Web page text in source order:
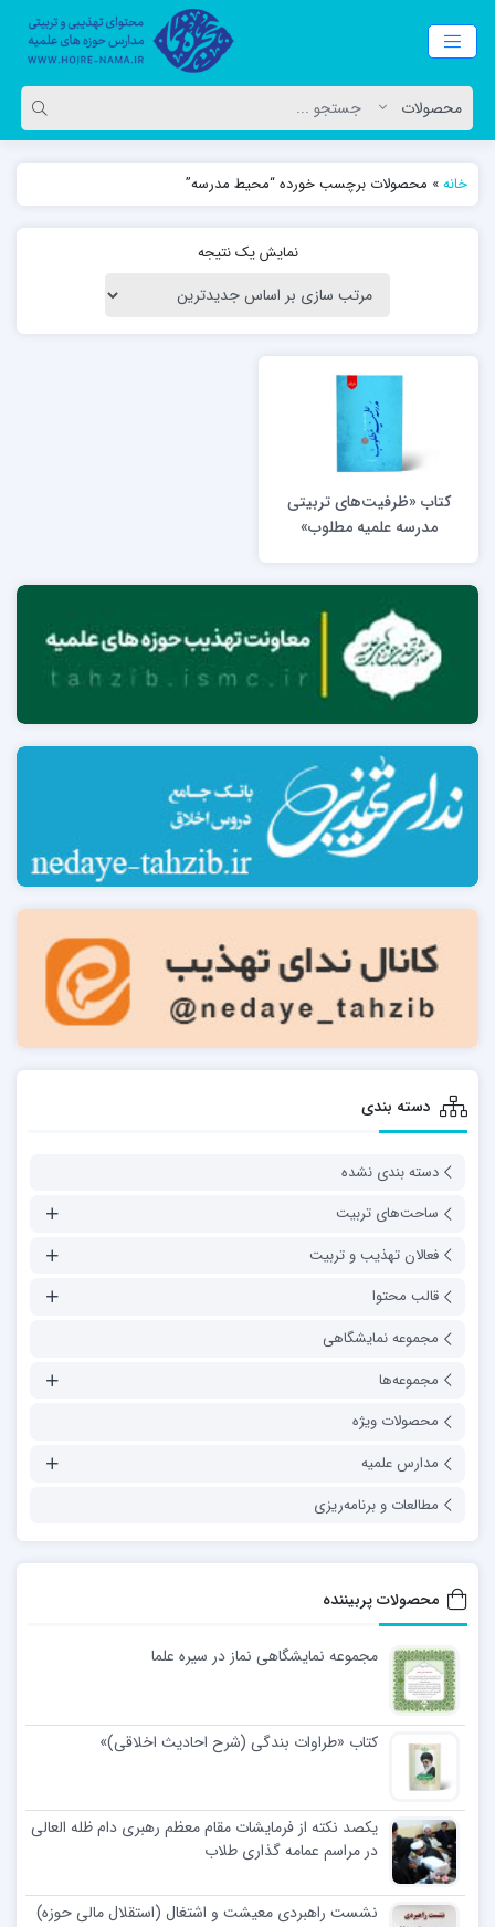
خانه» محصولات برچسب خورده “محیط مدرسه”
نمایش یک نتیجه
کتاب «ظرفیت‌های تربیتی
مدرسه علمیه مطلوب»
دسته بندی
دسته بندی نشده
ساحت‌های تربیت
فعالان تهذیب و تربیت
قالب محتوا
مجموعه نمایشگاهی
مجموعه‌ها
محصولات ویژه
مدارس علمیه
مطالعات و برنامه‌ریزی
محصولات پربیننده
مجموعه نمایشگاهی نماز در سیره علما
کتاب «طراوات بندگی (شرح احادیث اخلاقی)»
یکصد نکته از فرمایشات مقام معظم رهبری دام ظله العالی
در مراسم عمامه گذاری طلاب
نشست راهبردی معیشت و اشتغال (استقلال مالی حوزه)